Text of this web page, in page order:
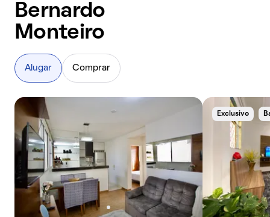
Bernardo
Monteiro
Exclusivo
Alugar Comprar